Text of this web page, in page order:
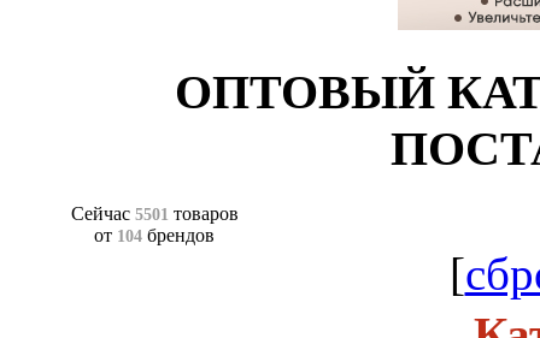
ОПТОВЫЙ
Сейчас 5501 товаров
от 104 брендов
[